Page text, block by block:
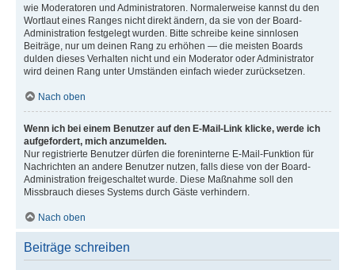
wie Moderatoren und Administratoren. Normalerweise kannst du den
Wortlaut eines Ranges nicht direkt ändern, da sie von der Board-
Administration festgelegt wurden. Bitte schreibe keine sinnlosen
Beiträge, nur um deinen Rang zu erhöhen — die meisten Boards
dulden dieses Verhalten nicht und ein Moderator oder Administrator
wird deinen Rang unter Umständen einfach wieder zurücksetzen.
Nach oben
Wenn ich bei einem Benutzer auf den E-Mail-Link klicke, werde ich
aufgefordert, mich anzumelden.
Nur registrierte Benutzer dürfen die foreninterne E-Mail-Funktion für
Nachrichten an andere Benutzer nutzen, falls diese von der Board-
Administration freigeschaltet wurde. Diese Maßnahme soll den
Missbrauch dieses Systems durch Gäste verhindern.
Nach oben
Beiträge schreiben